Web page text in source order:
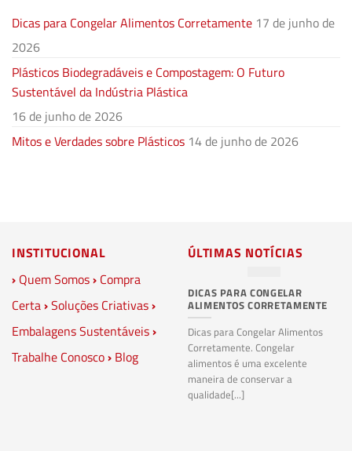
Dicas para Congelar Alimentos Corretamente 17 de junho de
2026
Plásticos Biodegradáveis e Compostagem: O Futuro
Sustentável da Indústria Plástica
16 de junho de 2026
Mitos e Verdades sobre Plásticos 14 de junho de 2026
INSTITUCIONAL
› Quem Somos› Compra
Certa›Soluções Criativas›
Embalagens Sustentáveis›
Trabalhe Conosco› Blog
ÚLTIMAS NOTÍCIAS
DICAS PARA CONGELAR
ALIMENTOS CORRETAMENTE
Dicas para Congelar Alimentos
Corretamente. Congelar
alimentos é uma excelente
maneira de conservar a
qualidade[...]